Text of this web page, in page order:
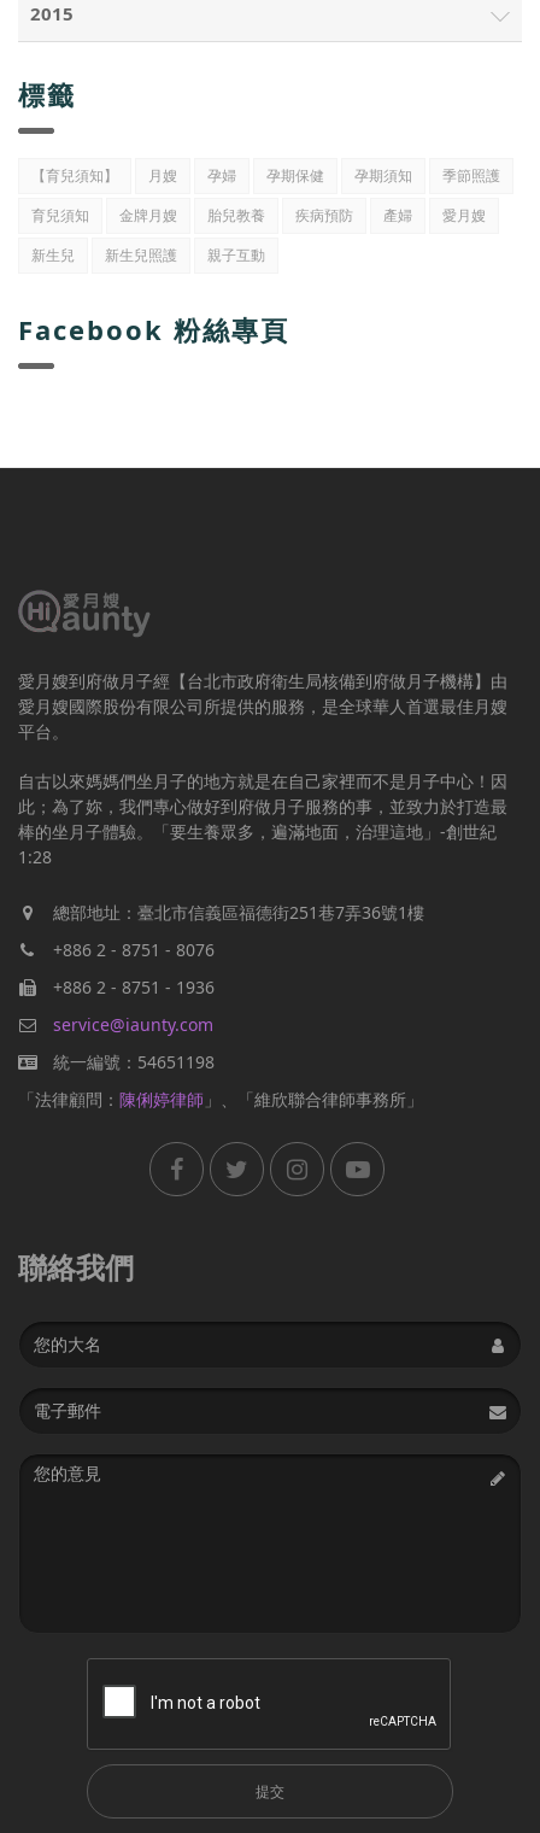
2015
標籤
【育兒須知】 月嫂 孕婦 孕期保健 孕期須知
季節照護
育兒須知
金牌月嫂 胎兒教養 疾病預防 產婦
愛月嫂
新生兒
新生兒照護 親子互動
Facebook 粉絲專頁
愛月嫂到府做月子經【台北市政府衛生局核備到府做月子機構】由
愛月嫂國際股份有限公司所提供的服務，是全球華人首選最佳月嫂
平台。
自古以來媽媽們坐月子的地方就是在自己家裡而不是月子中心！因
此；為了妳，我們專心做好到府做月子服務的事，並致力於打造最
棒的坐月子體驗。「要生養眾多，遍滿地面，治理這地」-創世紀
1:28
總部地址：臺北市信義區福德街251巷7弄36號1樓
+886 2 - 8751 - 8076
+886 2 - 8751 - 1936
service@iaunty.com
統一編號：54651198
「法律顧問： 陳俐婷律師 」、「維欣聯合律師事務所」
聯絡我們
Name
Email
address
Message
提交